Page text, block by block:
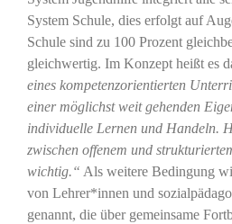
System Schule, dies erfolgt auf
Schule sind zu 100 Prozent
gleichwertig. Im Konzept heißt es
eines kompetenzorientierten
einer möglichst weit gehenden
individuelle Lernen und Handeln.
zwischen offenem und
wichtig.“ Als weitere Bedingung
von Lehrer*innen und
genannt, die über gemeinsame